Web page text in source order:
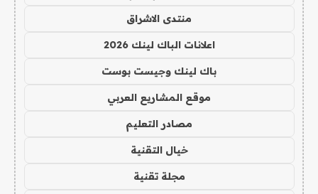
منتدى الاشراق
اعلانات الباك لينك 2026
باك لينك وجيست بوست
موقع المشاريع العربي
مصادر التعليم
خيال التقنية
مجلة تقنية